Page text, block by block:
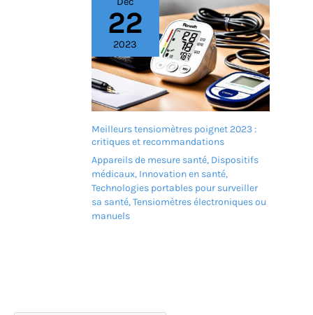
22
2023
Meilleurs tensiomètres poignet 2023 :
critiques et recommandations
Appareils de mesure santé, Dispositifs
médicaux, Innovation en santé,
Technologies portables pour surveiller
sa santé,Tensiomètres électroniques ou
manuels